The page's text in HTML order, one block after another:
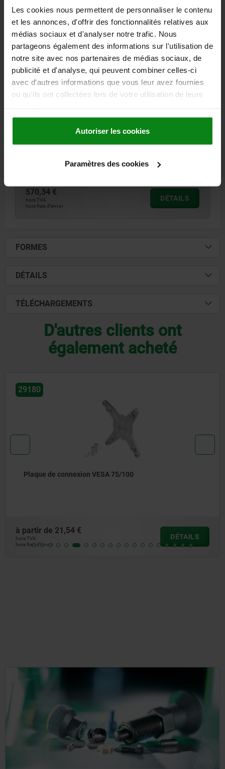
Les cookies nous permettent de personnaliser le contenu
et les annonces, d'offrir des fonctionnalités relatives aux
médias sociaux et d'analyser notre trafic. Nous
partageons également des informations sur l'utilisation de
notre site avec nos partenaires de médias sociaux, de
publicité et d'analyse, qui peuvent combiner celles-ci
avec d'autres informations que vous leur avez fournies
ou qu'ils ont collectées lors de votre utilisation de leurs
Autoriser les cookies
Paramètres des cookies
SUPPORT D'ÉCRAN, FORME:B 5 AXES, L=634,
ALUMINIUM, COMP:PLASTIQUE
TYPE DE FORME=5 AXES FORME=B LARGEUR=75 B1=100
DIAMÈTRE=5,3 DIAMÈTRE=13,8
29180-05-63411
570,34 €
hors TVA
hors frais d’envoi
DÉTAILS
FORMES
DÉTAILS
TÉLÉCHARGEMENTS
D'autres clients ont
également acheté
29180
Plaque de connexion VESA 75/100
à partir de 21,54 €
hors TVA
hors frais d’envoi
DÉTAILS